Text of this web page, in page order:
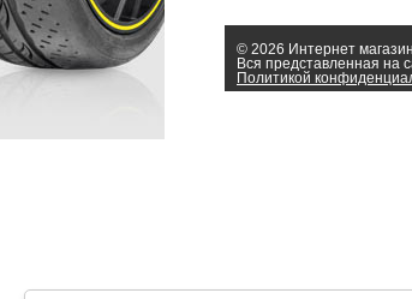
© 2026 Интернет
Вся представленная на
Политикой